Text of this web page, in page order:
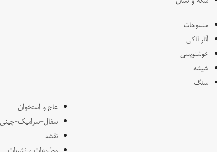
منسوجات
آثار لاکی
خوشنویسی
شیشه
سنگ
عاج و استخوان
سفال-سرامیک-چینی
نقشه